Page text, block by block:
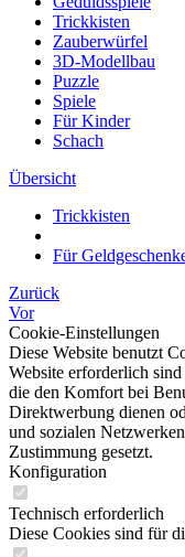
Trickkisten
Zauberwürfel
3D-Modellbau
Puzzle
Spiele
Für Kinder
Schach
Übersicht
Trickkisten
Für
Zurück
Vor
Cookie-Einstellungen
Diese Website benutzt
Website erforderlich
die den Komfort bei
Direktwerbung dienen
und sozialen
Zustimmung gesetzt.
Konfiguration
Technisch erforderlich
Diese Cookies sind für